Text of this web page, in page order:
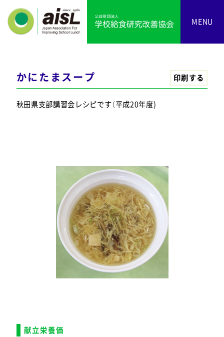
MENU
かにたまスープ 印刷する
秋田県支部講習会レシピです（平成20年度)
献立栄養価